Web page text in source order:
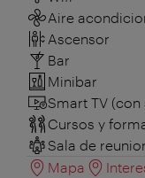
Aire
Ascensor
Bar
Minibar
Smart TV
Cursos y
Sala de
Mapa